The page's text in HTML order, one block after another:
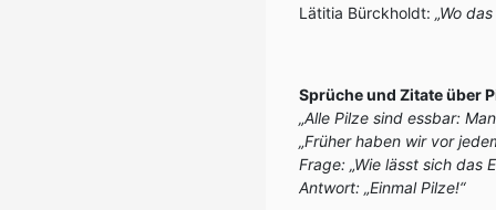
Lätitia Bürckholdt: „Wo
Sprüche und Zitate über
„Alle Pilze sind essbar:
„Früher haben wir vor
Frage: „Wie lässt sich das
Antwort: „Einmal Pilze!“